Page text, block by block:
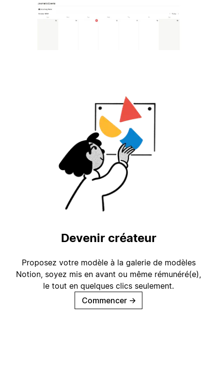
Devenir créateur
Proposez votre modèle à la galerie de modèles
Notion, soyez mis en avant ou même rémunéré(e),
le tout en quelques clics seulement.
Commencer →